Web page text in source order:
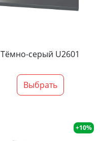
Тёмно-серый U2601
Выбрать
+10%